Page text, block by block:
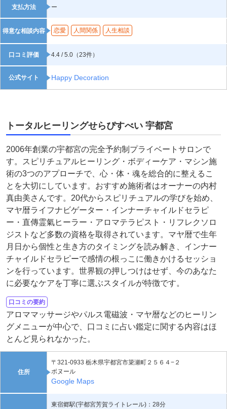
支払方法 ー
得意な相談内容 恋愛 人間関係 人生相談
口コミ評価 4.4 / 5.0（23件）
公式サイト Happy Decoration
トータルヒーリングせらぴすべい 宇都宮
2006年創業の宇都宮の完全予約制プライベートサロンで
す。スピリチュアルヒーリング・ボディーケア・マシン施
術の3つのアプローチで、心・体・魂を総合的に整えるこ
とを大切にしています。おすすめ施術者はオーナーの内村
真由美さんです。20代からスピリチュアルの学びを始め、
マヤ暦ライフナビゲーター・インナーチャイルドセラピ
ー・直傳霊氣ヒーラー・アロマテラピスト・リフレクソロ
ジストなど多数の資格を取得されています。マヤ暦で生年
月日から個性と生き方のタイミングを読み解き、インナー
チャイルドセラピーで感情の根っこに働きかけるセッショ
ンを行っています。世界観の押しつけはせず、今のあなた
に必要なケアを丁寧に選ぶスタイルが特徴です。
口コミの要約
アロママッサージやパルス電磁波・マヤ暦などのヒーリン
グメニューが中心で、口コミに占い鑑定に関する内容はほ
とんど見られなかった。
住所
〒321-0933 栃木県宇都宮市簗瀬町２５６４−２
ボヌール
Google Maps
東宿郷駅(宇都宮芳賀ライトレール)：28分